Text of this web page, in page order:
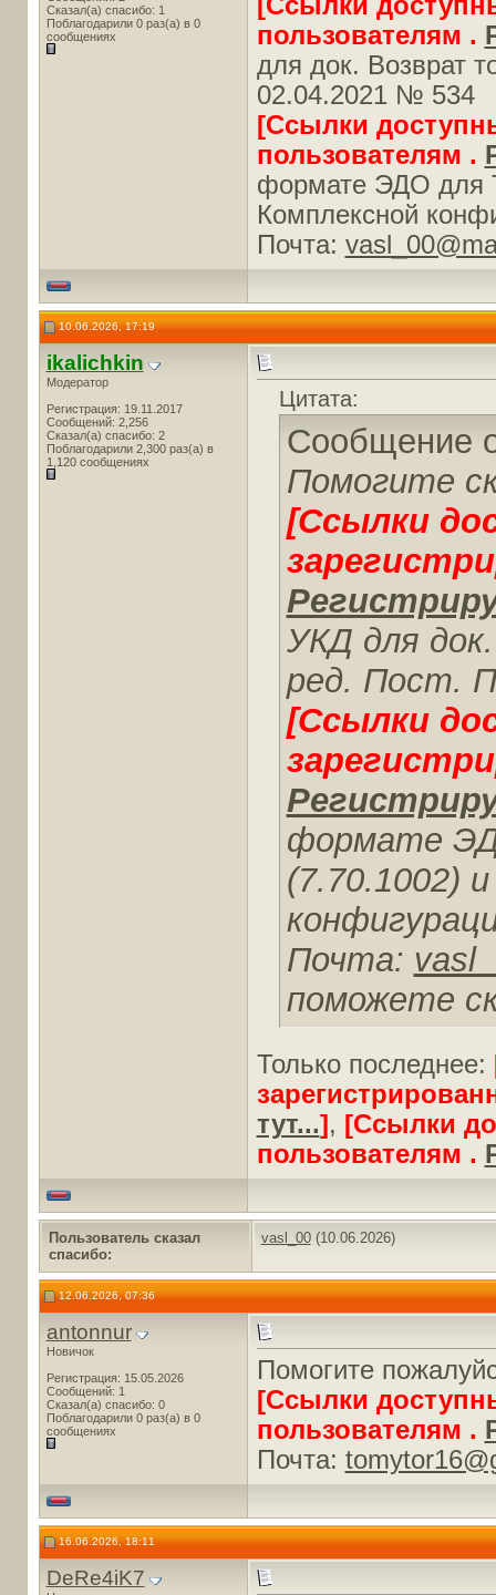
Сказал(а) спасибо: 1
Поблагодарили 0 раз(а) в 0
сообщениях
[Ссылки
пользователям .
для док. Возврат
02.04.2021 № 534
[Ссылки
пользователям .
формате ЭДО для
Комплексной
Почта:
10.06.2026, 17:19
ikalichkin
Модератор
Регистрация: 19.11.2017
Сообщений: 2,256
Сказал(а) спасибо: 2
Поблагодарили 2,300 раз(а) в
1,120 сообщениях
Цитата:
Сообщение
Помогите
[Ссылки
УКД для
ред. Пост.
[Ссылки
формате
(7.70.1002)
Почта:
поможете
Только последнее:
тут...] , [Ссылки
пользователям .
Пользователь сказал
cпасибо:
vasl_00(10.06.2026)
12.06.2026, 07:36
antonnur
Новичок
Регистрация: 15.05.2026
Сообщений: 1
Сказал(а) спасибо: 0
Поблагодарили 0 раз(а) в 0
сообщениях
Помогите
[Ссылки
пользователям .
Почта:
16.06.2026, 18:11
DeRe4iK7